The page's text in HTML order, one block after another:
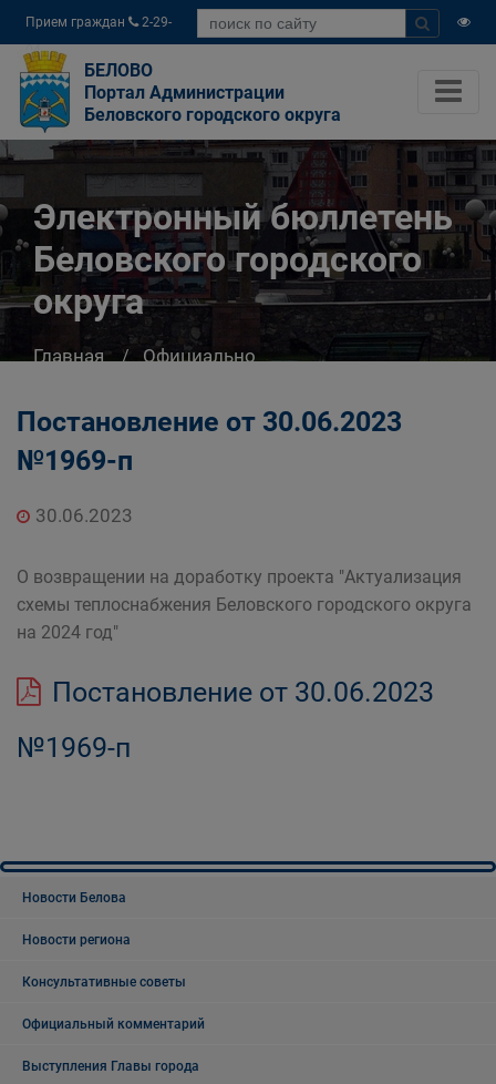
Прием граждан
2-29-
04
БЕЛОВО
Портал Администрации
Беловского городского округа
Электронный бюллетень
Беловского городского
округа
Главная
Официально
Постановление от 30.06.2023
№1969-п
30.06.2023
О возвращении на доработку проекта "Актуализация
схемы теплоснабжения Беловского городского округа
на 2024 год"
Постановление от 30.06.2023
№1969-п
Новости Белова
Новости региона
Консультативные советы
Официальный комментарий
Выступления Главы города